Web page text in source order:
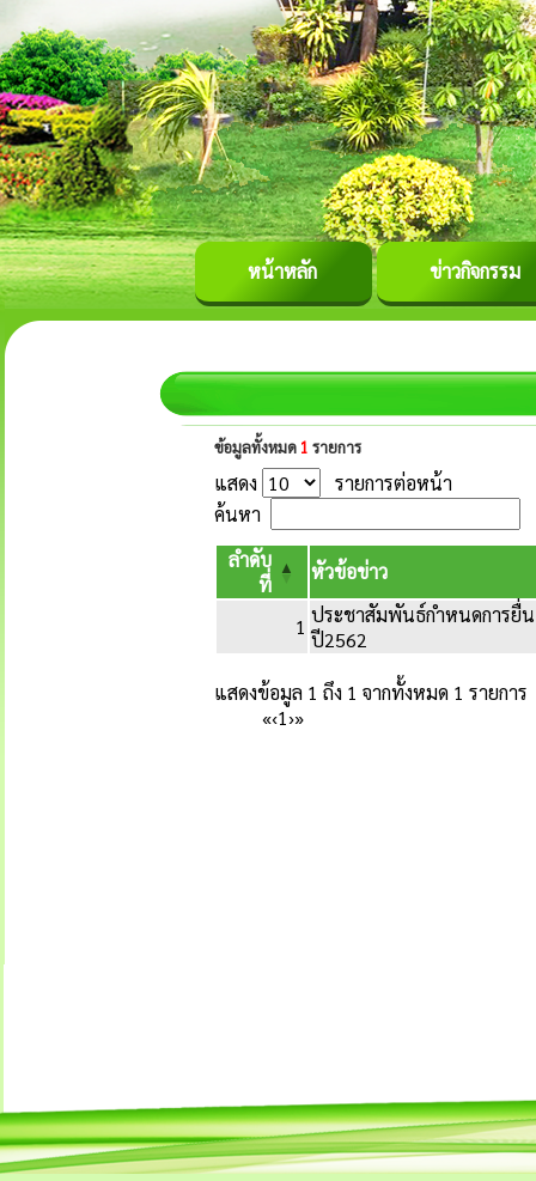
หน้าหลัก ข่าวกิจกรรม
ข้อมูลทั้งหมด 1 รายการ
แสดง
รายการต่อหน้า
ค้นหา
ลำดับ
ที่
หัวข้อข่าว
1 ประชาสัมพันธ์กำหนดการยื่
ปี2562
แสดงข้อมูล 1 ถึง 1 จากทั้งหมด 1 รายการ
«‹1›»